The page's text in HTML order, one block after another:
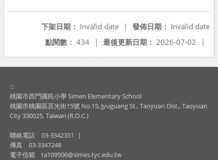
發佈日期： Invalid date
下架日期： Invalid date
|
最後更新日期： 2026-07-02 |
點閱數： 434 |
:::
桃園市西門國民小學 Simen Elementary School
桃園市桃園區莒光街15號 No.15, Jyuguang St., Taoyuan Dist., Taoyuan
City 330025, Taiwan (R.O.C.)
聯絡電話 03-3342351
|
傳真
03-3347248
電子信箱
ta109506@simes.tyc.edu.tw